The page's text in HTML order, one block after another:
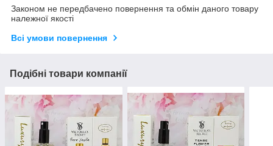
Законом не передбачено повернення та обмін даного товару
належної якості
Всі умови повернення
Подібні товари компанії